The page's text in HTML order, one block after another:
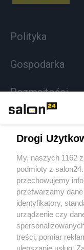
Polityka
Gospodarka
Rozmaitości
Sport
Społeczeństwo
Kultura
Drogi
My, naszych 1162
podmioty z
przechowujemy
przetwarzamy
identyfikatory,
urządzenie czy
treści, pomiar
ulepszanie usług.